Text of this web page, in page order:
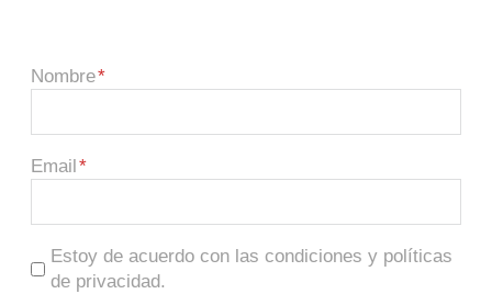
Nombre
Email
Estoy de acuerdo con las condiciones y políticas
de privacidad.